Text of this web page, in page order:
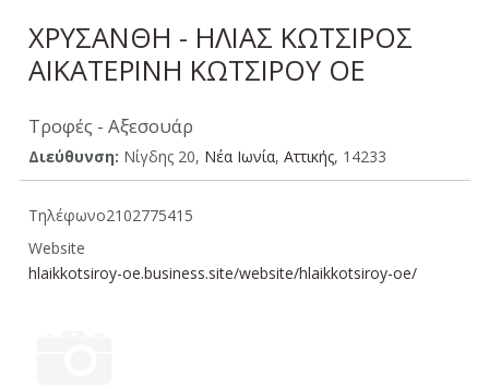
ΧΡΥΣΑΝΘΗ - ΗΛΙΑΣ ΚΩΤΣΙΡΟΣ
ΑΙΚΑΤΕΡΙΝΗ ΚΩΤΣΙΡΟΥ ΟΕ
Τροφές - Αξεσουάρ
Διεύθυνση: Νίγδης 20, Νέα Ιωνία, Aττικής, 14233
Τηλέφωνο2102775415
Website
hlaikkotsiroy-oe.business.site/website/hlaikkotsiroy-oe/